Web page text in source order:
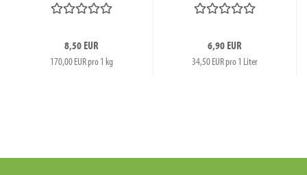
8,50 EUR
170,00 EUR pro 1 kg
6,90 EUR
34,50 EUR pro 1 Liter